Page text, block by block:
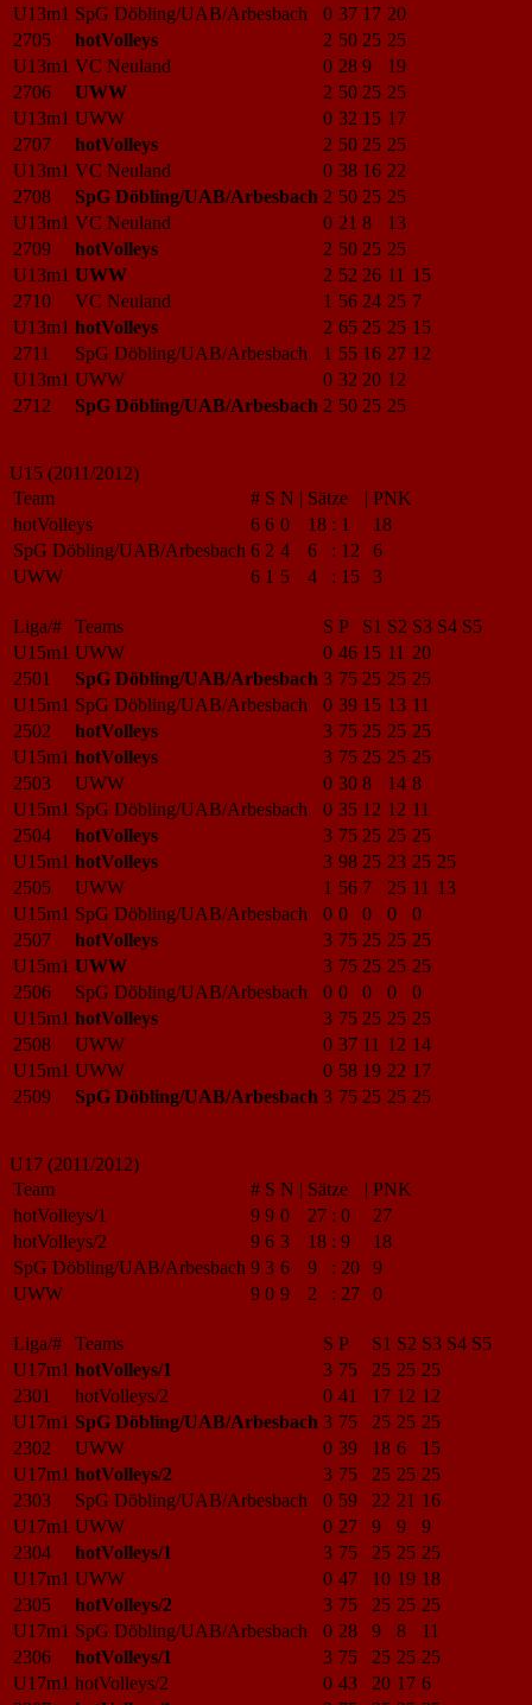
U13m1 SpG Döbling/UAB/Arbesbach 0 37 17 20
2705
hotVolleys 2 50 25 25
U13m1 VC Neuland 0 28 9
19
2706
UWW 2 50 25 25
U13m1 UWW 0 32 15 17
2707
hotVolleys 2 50 25 25
U13m1 VC Neuland 0 38 16 22
2708
SpG Döbling/UAB/Arbesbach 2 50 25 25
U13m1 VC Neuland 0 21 8
13
2709
hotVolleys 2 50 25 25
U13m1 UWW 2 52 26 11 15
2710
VC Neuland 1 56 24 25 7
U13m1 hotVolleys 2 65 25 25 15
2711
SpG Döbling/UAB/Arbesbach 1 55 16 27 12
U13m1 UWW 0 32 20 12
2712
SpG Döbling/UAB/Arbesbach 2 50 25 25
U15 (2011/2012)
Team
# S N | Sätze | PNK
hotVolleys
6 6 0 18 : 1
18
SpG Döbling/UAB/Arbesbach 6 2 4 6 : 12
6
UWW
6 1 5 4 : 15 3
Liga/# Teams S P S1 S2 S3 S4 S5
U15m1 UWW 0 46 15 11 20
2501
SpG Döbling/UAB/Arbesbach 3 75 25 25 25
U15m1 SpG Döbling/UAB/Arbesbach 0 39 15 13 11
2502
hotVolleys 3 75 25 25 25
U15m1 hotVolleys 3 75 25 25 25
2503
UWW 0 30 8 14 8
U15m1 SpG Döbling/UAB/Arbesbach 0 35 12 12 11
2504
hotVolleys 3 75 25 25 25
U15m1 hotVolleys 3 98 25 23 25 25
2505
UWW 1 56 7 25 11 13
U15m1 SpG Döbling/UAB/Arbesbach 0 0 0 0
0
2507
hotVolleys 3 75 25 25 25
U15m1 UWW 3 75 25 25 25
2506
SpG Döbling/UAB/Arbesbach 0 0 0 0
0
U15m1 hotVolleys 3 75 25 25 25
2508
UWW 0 37 11 12 14
U15m1 UWW 0 58 19 22 17
2509
SpG Döbling/UAB/Arbesbach 3 75 25 25 25
U17 (2011/2012)
Team
# S N | Sätze | PNK
hotVolleys/1
9 9 0 27 : 0
27
hotVolleys/2
9 6 3 18 : 9
18
SpG Döbling/UAB/Arbesbach 9 3 6 9 : 20
9
UWW
9 0 9 2 : 27 0
Liga/# Teams S P S1 S2 S3 S4 S5
U17m1 hotVolleys/1 3 75 25 25 25
2301
hotVolleys/2 0 41 17 12 12
U17m1 SpG Döbling/UAB/Arbesbach 3 75 25 25 25
2302
UWW 0 39 18 6
15
U17m1 hotVolleys/2 3 75 25 25 25
2303
SpG Döbling/UAB/Arbesbach 0 59 22 21 16
U17m1 UWW 0 27 9 9
9
2304
hotVolleys/1 3 75 25 25 25
U17m1 UWW 0 47 10 19 18
2305
hotVolleys/2 3 75 25 25 25
U17m1 SpG Döbling/UAB/Arbesbach 0 28 9 8
11
2306
hotVolleys/1 3 75 25 25 25
U17m1 hotVolleys/2 0 43 20 17 6